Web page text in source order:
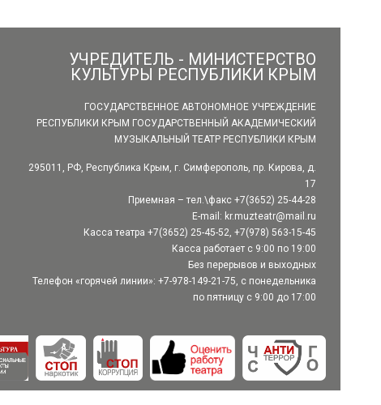
УЧРЕДИТЕЛЬ - МИНИСТЕРСТВО
КУЛЬТУРЫ РЕСПУБЛИКИ КРЫМ
ГОСУДАРСТВЕННОЕ АВТОНОМНОЕ УЧРЕЖДЕНИЕ
РЕСПУБЛИКИ КРЫМ ГОСУДАРСТВЕННЫЙ АКАДЕМИЧЕСКИЙ
МУЗЫКАЛЬНЫЙ ТЕАТР РЕСПУБЛИКИ КРЫМ
295011, РФ, Республика Крым, г. Симферополь, пр. Кирова, д.
17
Приемная – тел.\факс +7(3652) 25-44-28
E-mail: kr.muzteatr@mail.ru
Касса театра +7(3652) 25-45-52, +7(978) 563-15-45
Касса работает с 9:00 по 19:00
Без перерывов и выходных
Телефон «горячей линии»: +7-978-149-21-75, с понедельника
по пятницу с 9:00 до 17:00